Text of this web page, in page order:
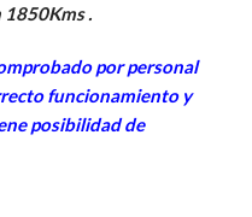
.
por personal
funcionamiento y
posibilidad de